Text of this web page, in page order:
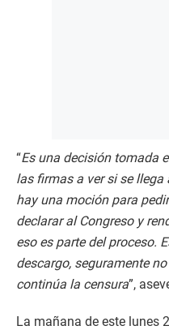
“Es una decisión tomada
las firmas a ver si se llega
hay una moción para
declarar al Congreso y
eso es parte del proceso.
descargo, seguramente
continúa la censura”,
La mañana de este lunes